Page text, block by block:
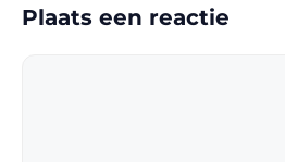
Plaats een reactie